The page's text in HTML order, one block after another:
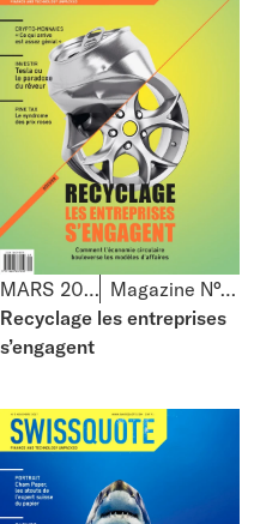
MARS 2018
Magazine N°49
Recyclage les entreprises
s’engagent